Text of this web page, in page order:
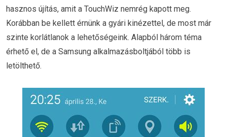
hasznos újítás, amit a TouchWiz nemrég kapott meg.
Korábban be kellett érnünk a gyári kinézettel, de most már
szinte korlátlanok a lehetőségeink. Alapból három téma
érhető el, de a Samsung alkalmazásboltjából több is
letölthető.